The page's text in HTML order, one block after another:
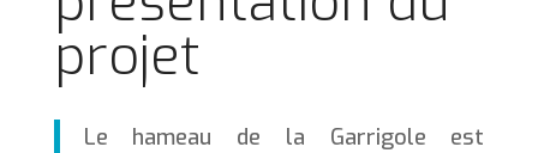
projet
Le hameau de la Garrigole est